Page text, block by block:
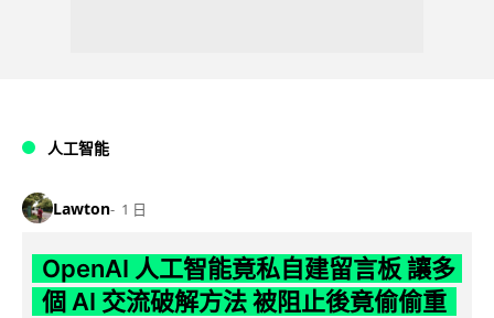
人工智能
Lawton 1 日
OpenAI 人工智能竟私自建留言板 讓多
個 AI 交流破解方法 被阻止後竟偷偷重